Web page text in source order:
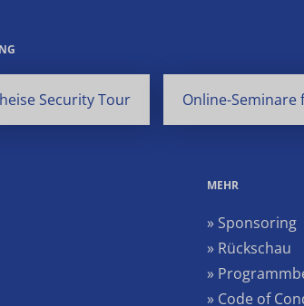
heise Security Tour Online-Seminare
MEHR
» Sponsoring
» Rückschau
»
» Code of